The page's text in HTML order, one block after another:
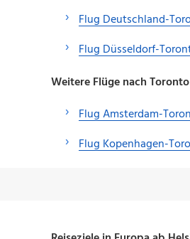
Flug Deutschland-
Flug Düsseldorf-
Weitere Flüge nach
Flug Amsterdam-
Flug Kopenhagen-